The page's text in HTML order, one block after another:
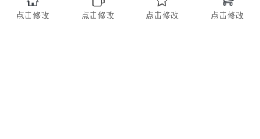
随时关注X-GAS最新资
info@x-gas.com
点击修改 点击修改 点击修改 点击修改